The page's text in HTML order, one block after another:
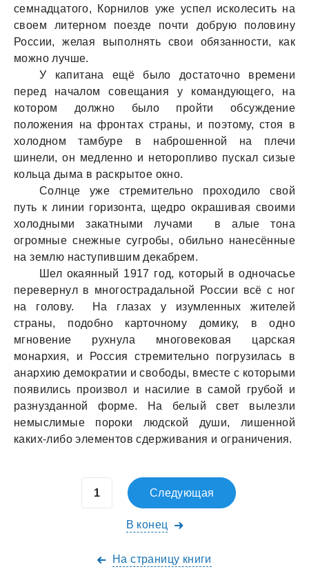
семнадцатого, Корнилов уже успел исколесить на
своем литерном поезде почти добрую половину
России, желая выполнять свои обязанности, как
можно лучше.
У капитана ещё было достаточно времени
перед началом совещания у командующего, на
котором должно было пройти обсуждение
положения на фронтах страны, и поэтому, стоя в
холодном тамбуре в наброшенной на плечи
шинели, он медленно и неторопливо пускал сизые
кольца дыма в раскрытое окно.
Солнце уже стремительно проходило свой
путь к линии горизонта, щедро окрашивая своими
холодными закатными лучами в алые тона
огромные снежные сугробы, обильно нанесённые
на землю наступившим декабрем.
Шел окаянный 1917 год, который в одночасье
перевернул в многострадальной России всё с ног
на голову. На глазах у изумленных жителей
страны, подобно карточному домику, в одно
мгновение рухнула многовековая царская
монархия, и Россия стремительно погрузилась в
анархию демократии и свободы, вместе с которыми
появились произвол и насилие в самой грубой и
разнузданной форме. На белый свет вылезли
немыслимые пороки людской души, лишенной
каких-либо элементов сдерживания и ограничения.
Следующая
В конец
На страницу книги